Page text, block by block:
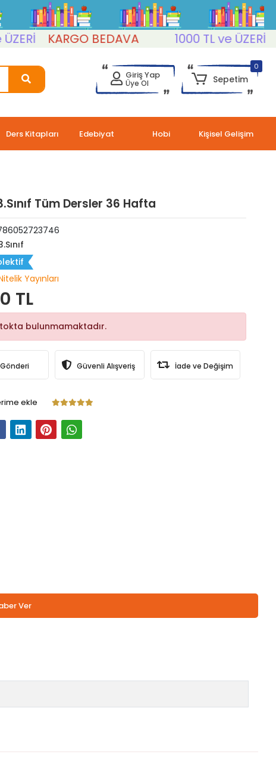
KARGO BEDAVA 1000 TL ve ÜZERİ
Giriş Yap
Üye Ol
0
Sepetim
Ders Kitapları Edebiyat Hobi Kişisel Gelişim
Tüm Dersler 36 Hafta
Yayınları
TL
bulunmamaktadır.
Gönderi Güvenli Alışveriş İade ve Değişim
ekle
Ver